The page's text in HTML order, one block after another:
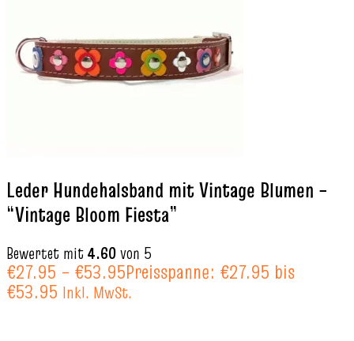
Leder Hundehalsband mit Vintage Blumen –
“Vintage Bloom Fiesta”
Bewertet mit4.60von 5
€27.95 – €53.95Preisspanne: €27.95 bis
€53.95 Inkl. MwSt.